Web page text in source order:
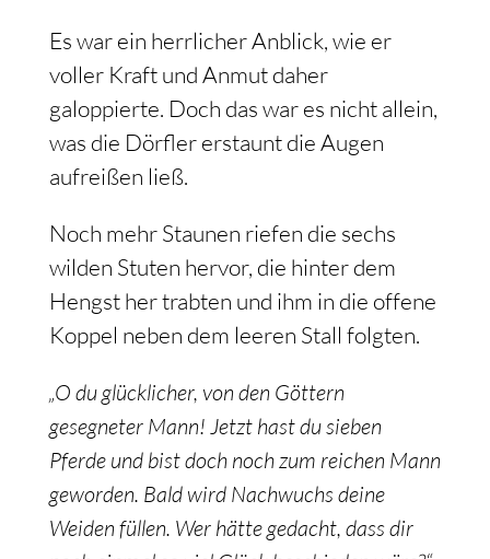
Es war ein herrlicher Anblick, wie er
voller Kraft und Anmut daher
galoppierte. Doch das war es nicht allein,
was die Dörfler erstaunt die Augen
aufreißen ließ.
Noch mehr Staunen riefen die sechs
wilden Stuten hervor, die hinter dem
Hengst her trabten und ihm in die offene
Koppel neben dem leeren Stall folgten.
„O du glücklicher, von den Göttern
gesegneter Mann! Jetzt hast du sieben
Pferde und bist doch noch zum reichen Mann
geworden. Bald wird Nachwuchs deine
Weiden füllen. Wer hätte gedacht, dass dir